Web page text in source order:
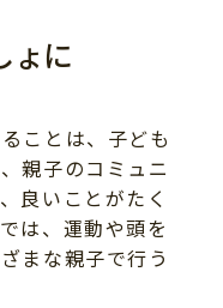
小学6年生
ょに
ことは、子ども
親子のコミュニ
良いことがたく
は、運動や頭を
まな親子で行う